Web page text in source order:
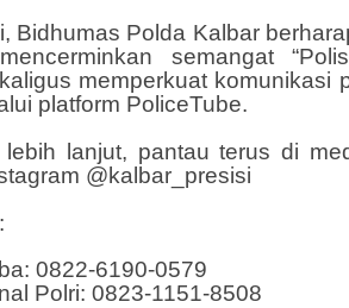
Bidhumas Polda Kalbar
semangat
memperkuat komunikasi
platform PoliceTube.
lebih lanjut, pantau terus di
@kalbar_presisi
0822-6190-0579
Polri: 0823-1151-8508